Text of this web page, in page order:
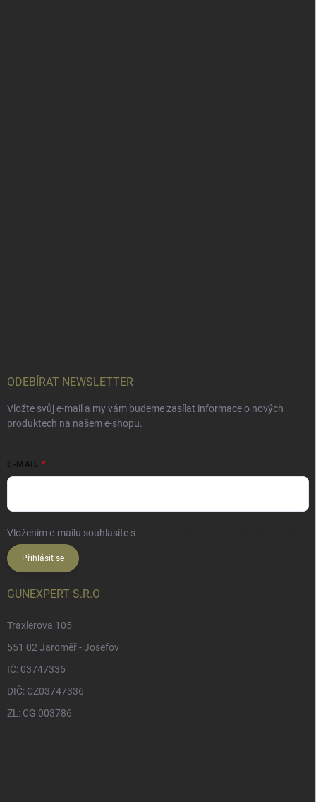
ODEBÍRAT NEWSLETTER
Vložte svůj e-mail a my vám budeme zasílat informace o nových
produktech na našem e-shopu.
E-MAIL
Vložením e-mailu souhlasíte s
Přihlásit se
GUNEXPERT S.R.O
Traxlerova 105
551 02 Jaroměř - Josefov
IČ: 03747336
DIČ: CZ03747336
ZL: CG 003786